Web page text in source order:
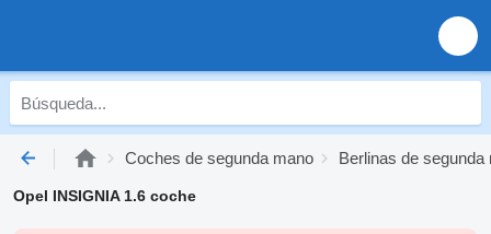
Coches de segunda mano Berlinas de segunda
Opel INSIGNIA 1.6 coche